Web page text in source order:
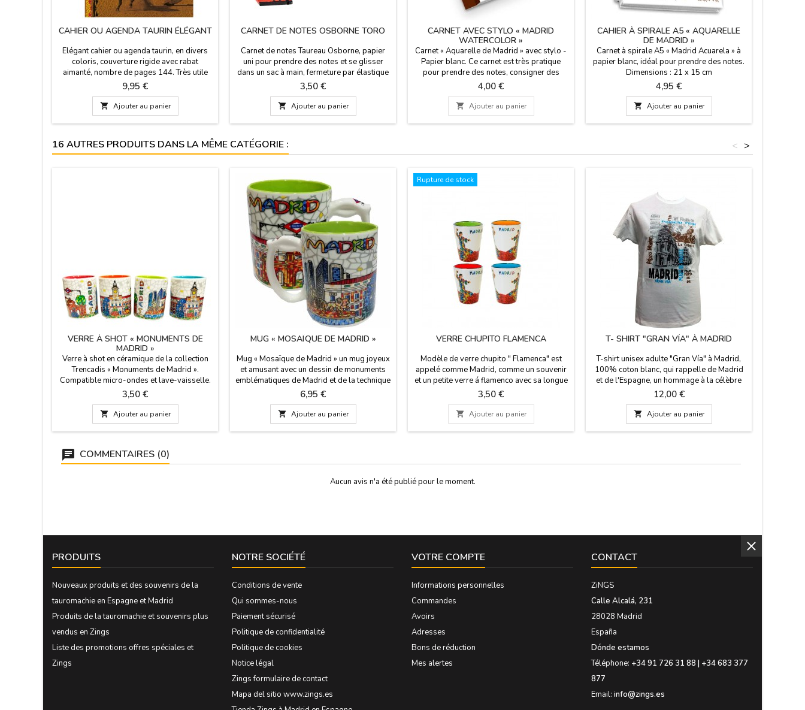
CAHIER OU AGENDA TAURIN ÉLÉGANT
Elégant cahier ou agenda taurin, en divers
coloris, couverture rigide avec rabat
aimanté, nombre de pages 144. Très utile
pour prendre des notes sur les corridas, les
ranchs, les toreros... La Fête rime avec
élégance, et c'est ce qui est proposé dans
cette série. d'agendas pour ceux qui
comptent encore sur le papier pour noter
Prix
9,95 €
 Ajouter au panier
CARNET DE NOTES OSBORNE TORO
Carnet de notes Taureau Osborne, papier
uni pour prendre des notes et se glisser
dans un sac à main, fermeture par élastique
noir. Dimensions : 10,5 x 1 x 15 cm
Prix
3,50 €
 Ajouter au panier
CARNET AVEC STYLO « MADRID
WATERCOLOR »
Carnet « Aquarelle de Madrid » avec stylo -
Papier blanc. Ce carnet est très pratique
pour prendre des notes, consigner des
réunions, etc. Son format compact permet
de l'emporter facilement dans un sac.
Dimensions : 8,5 x 11 cm
Prix
4,00 €
 Ajouter au panier
CAHIER À SPIRALE A5 « AQUARELLE
DE MADRID »
Carnet à spirale A5 « Madrid Acuarela » à
papier blanc, idéal pour prendre des notes.
Dimensions : 21 x 15 cm
Prix
4,95 €
 Ajouter au panier
16 AUTRES PRODUITS DANS LA MÊME CATÉGORIE : >
<
VERRE À SHOT « MONUMENTS DE
MADRID »
Verre à shot en céramique de la collection
Trencadis « Monuments de Madrid ».
Compatible micro-ondes et lave-vaisselle.
Dimensions : 5,5 cm de haut x 4,5 cm de
diamètre.
Prix
3,50 €
 Ajouter au panier
MUG « MOSAÏQUE DE MADRID »
Mug « Mosaïque de Madrid » un mug joyeux
et amusant avec un dessin de monuments
emblématiques de Madrid et de la technique
trencadis de Gaudí. Les couleurs de
l'intérieur changent. Convient au micro-
ondes et au lave-vaisselle. Capacité 300
ml. Dimensions : 10 cm de hauteur x 8,5 cm
de diamètre
Prix
6,95 €
 Ajouter au panier
Rupture de stock
VERRE CHUPITO FLAMENCA
Modèle de verre chupito " Flamenca" est
appelé comme Madrid, comme un souvenir
et un petite verre á flamenco avec sa longue
robe et castagnettes. Différentes couleurs à
l'intérieur pour correspondre à votre table,
fait dans la porcelaine. Taille: 6 cm. Haut x
5cm de diamètre
Prix
3,50 €
 Ajouter au panier
T- SHIRT "GRAN VÍA" À MADRID
T-shirt unisex adulte "Gran Vía" à Madrid,
100% coton blanc, qui rappelle de Madrid
et de l'Espagne, un hommage à la célèbre
rue Gran Via, la Puerta de Alcalá, Cibeles,
etc...
Prix
12,00 €
 Ajouter au panier
COMMENTAIRES (0)
Aucun avis n'a été publié pour le moment.
PRODUITS
Nouveaux produits et des souvenirs de la
tauromachie en Espagne et Madrid
Produits de la tauromachie et souvenirs plus
vendus en Zings
Liste des promotions offres spéciales et
Zings
NOTRE SOCIÉTÉ
Conditions de vente
Qui sommes-nous
Paiement sécurisé
Politique de confidentialité
Politique de cookies
Notice légal
Zings formulaire de contact
Mapa del sitio www.zings.es
VOTRE COMPTE
Informations personnelles
Commandes
Avoirs
Adresses
Bons de réduction
Mes alertes
CONTACT
ZiNGS
Calle Alcalá, 231
28028 Madrid
España
Dónde estamos
Téléphone: +34 91 726 31 88 | +34 683 377
877
Email: info@zings.es